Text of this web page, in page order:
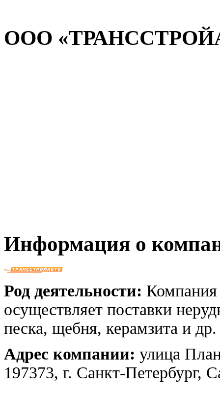
ООО
Информация о
Род деятельности:
осуществляет поставки
песка, щебня, керамзита и др.
Адрес компании: улица
197373, г. Санкт-Петербург,